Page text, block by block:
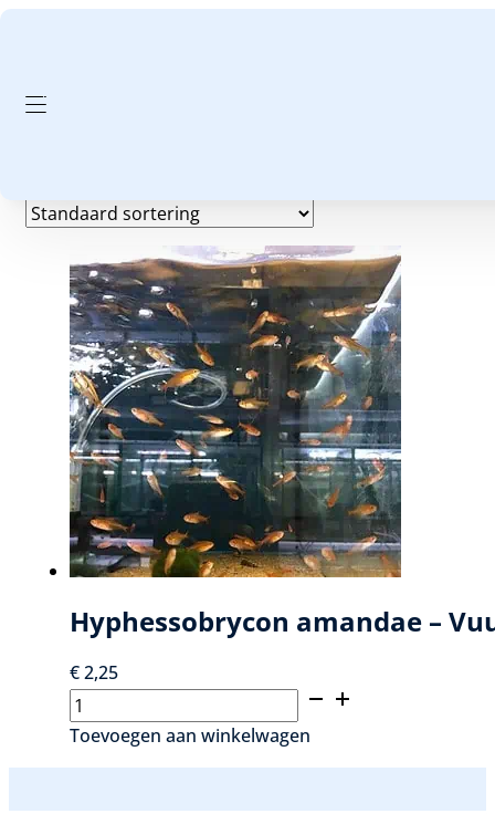
24 graden
Hyphessobrycon amandae –
€2,25
Hyphessobrycon
amandae
Toevoegen aan winkelwagen